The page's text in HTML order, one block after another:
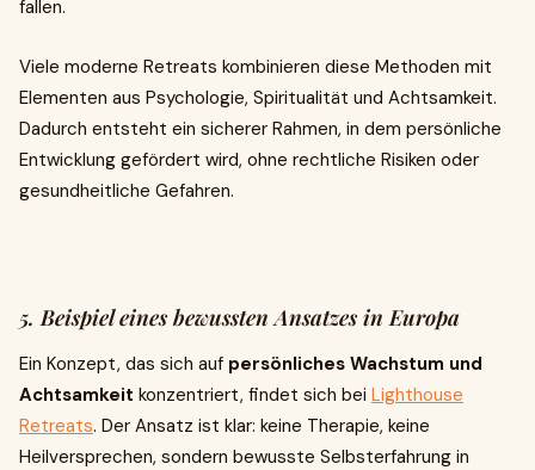
fallen.
Viele moderne Retreats kombinieren diese Methoden mit
Elementen aus Psychologie, Spiritualität und Achtsamkeit.
Dadurch entsteht ein sicherer Rahmen, in dem persönliche
Entwicklung gefördert wird, ohne rechtliche Risiken oder
gesundheitliche Gefahren.
5. Beispiel eines bewussten Ansatzes in Europa
Ein Konzept, das sich auf persönliches Wachstum und
Achtsamkeit konzentriert, findet sich bei Lighthouse
Retreats. Der Ansatz ist klar: keine Therapie, keine
Heilversprechen, sondern bewusste Selbsterfahrung in